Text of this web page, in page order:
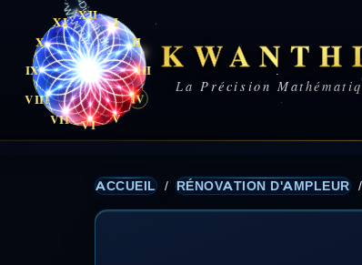
XII I
II
III
IV
V
VI
VII
VIII
IX
X
XI
KWANTHIC
La Précision Mathématique
ACCUEIL / RÉNOVATION D'AMPLEUR /